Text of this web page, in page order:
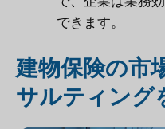
できます。
建物保険の市
サルティング